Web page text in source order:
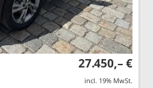
27.450,– €
incl. 19% MwSt.